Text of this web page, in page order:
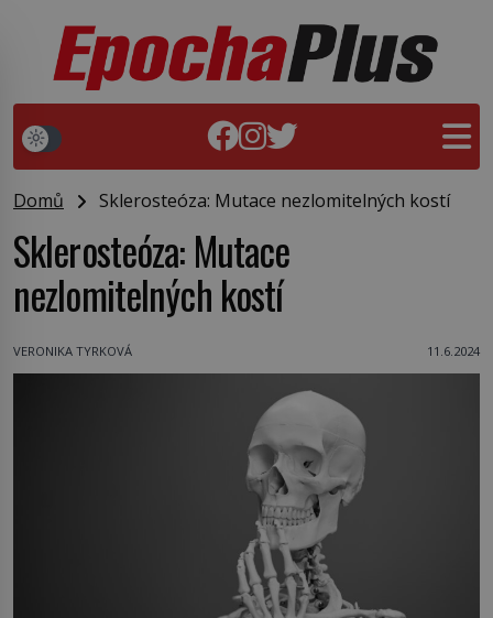
Domů Sklerosteóza: Mutace nezlomitelných kostí
Sklerosteóza: Mutace
nezlomitelných kostí
VERONIKA TYRKOVÁ 11.6.2024